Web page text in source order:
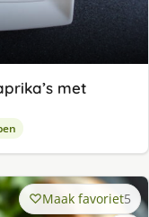
met
Maak favoriet5